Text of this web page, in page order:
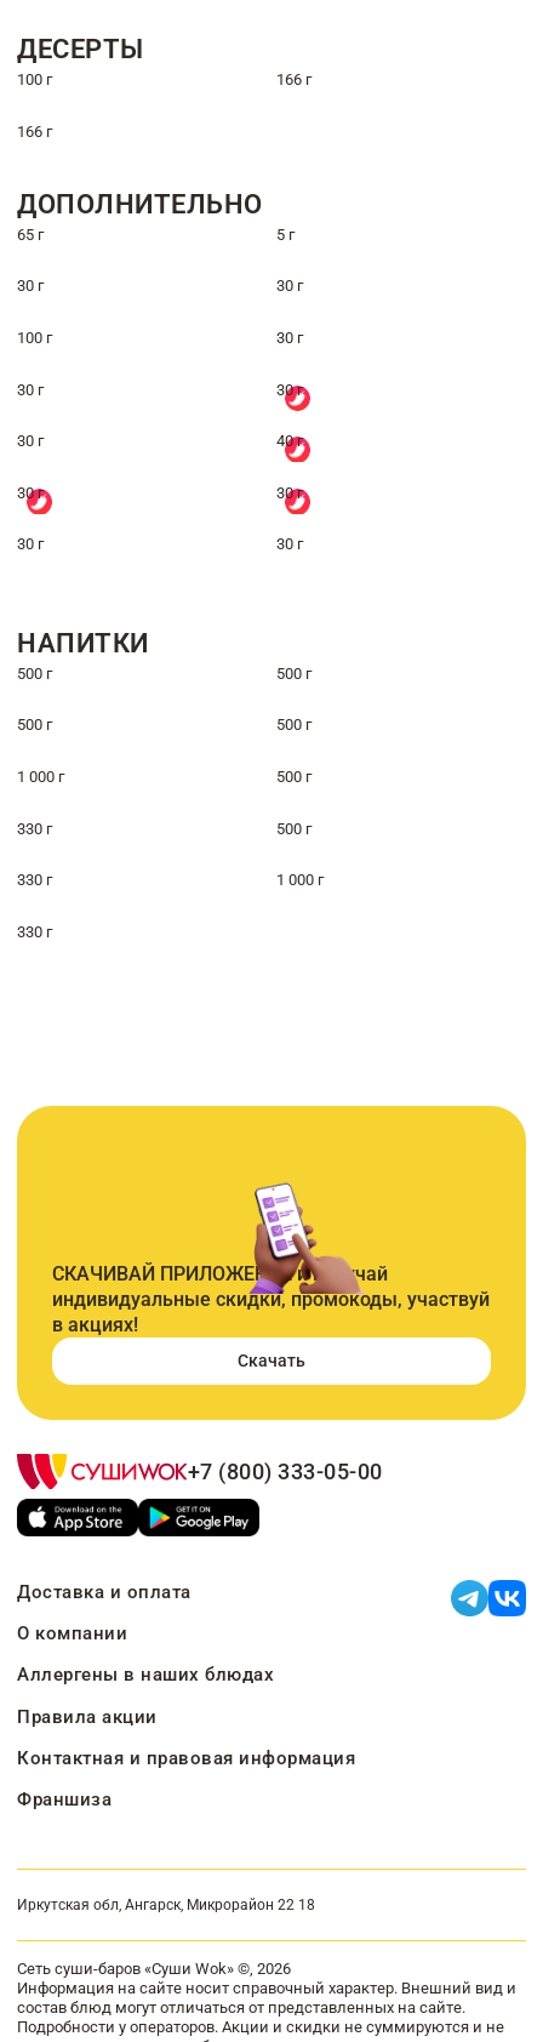
ДЕСЕРТЫ
100 г 166 г
166 г
ДОПОЛНИТЕЛЬНО
65 г 5 г
30 г 30 г
100 г 30 г
30 г 30 г
30 г 40 г
30 г 30 г
30 г 30 г
НАПИТКИ
500 г 500 г
500 г 500 г
1 000 г 500 г
330 г 500 г
330 г 1 000 г
330 г
СКАЧИВАЙ ПРИЛОЖЕНИЕ и получай
индивидуальные скидки, промокоды, участвуй
в акциях!
Скачать
+7 (800) 333-05-00
Доставка и оплата
О компании
Аллергены в наших блюдах
Правила акции
Контактная и правовая информация
Франшиза
Иркутская обл, Ангарск, Микрорайон 22 18
Сеть суши-баров «Суши Wok» ©, 2026
Информация на сайте носит справочный характер. Внешний вид и
состав блюд могут отличаться от представленных на сайте.
Подробности у операторов. Акции и скидки не суммируются и не